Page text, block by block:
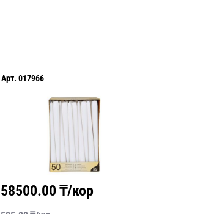
Арт. 017966
58500.00 ₸/кор